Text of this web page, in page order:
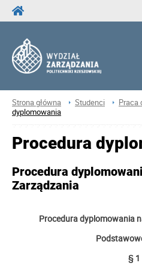
Strona główna Studenci Praca
dyplomowania
Procedura
Procedura
Zarządzania
Procedura dyplomowania
§ 1